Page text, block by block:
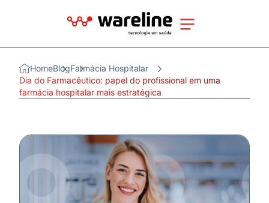
HomeBlogFarmácia Hospitalar
Dia do Farmacêutico: papel do profissional em uma
farmácia hospitalar mais estratégica